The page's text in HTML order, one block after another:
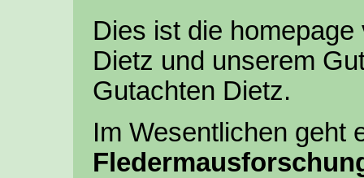
Dies ist die
Dietz und unserem
Gutachten Dietz.
Im Wesentlichen geht